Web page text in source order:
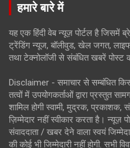
हमारे बारे में
यह एक हिंदी वेब न्यूज़ पोर्टल है जिसमें
ट्रेंडिंग न्यूज, बॉलीवुड, खेल जगत,
तथा टेक्नोलॉजी से संबंधित खबरें पोस्ट
Disclaimer - समाचार से सम्बंधित
तत्वों में उपयोगकर्ताओं द्वारा प्रस्तुत
शामिल होगी स्वामी, मुद्रक,
ज़िम्मेदार नहीं स्वीकार करता है। न्यूज़
संवाददाता / खबर देने वाला स्वयं
की कोई भी जिम्मेदारी नहीं होगी. सभी